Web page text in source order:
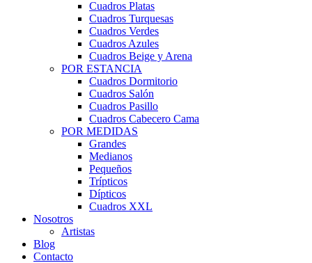
Cuadros Platas
Cuadros Turquesas
Cuadros Verdes
Cuadros Azules
Cuadros Beige y Arena
POR ESTANCIA
Cuadros Dormitorio
Cuadros Salón
Cuadros Pasillo
Cuadros Cabecero Cama
POR MEDIDAS
Grandes
Medianos
Pequeños
Trípticos
Dípticos
Cuadros XXL
Nosotros
Artistas
Blog
Contacto